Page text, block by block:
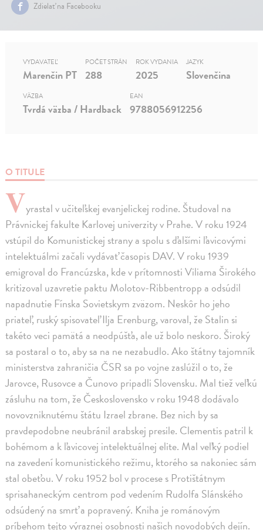
Zdielať na Facebooku
O TITULE
Vyrastal v učiteľskej evanjelickej rodine. Študoval na
Právnickej fakulte Karlovej univerzity v Prahe. V roku 1924
vstúpil do Komunistickej strany a spolu s ďalšími ľavicovými
intelektuálmi začali vydávať časopis DAV. V roku 1939
emigroval do Francúzska, kde v prítomnosti Viliama Širokého
kritizoval uzavretie paktu Molotov-Ribbentropp a odsúdil
napadnutie Fínska Sovietskym zväzom. Neskôr ho jeho
priateľ, ruský spisovateľ Ilja Erenburg, varoval, že Stalin si
takéto veci pamätá a neodpúšťa, ale už bolo neskoro. Široký
sa postaral o to, aby sa na ne nezabudlo. Ako štátny tajomník
ministerstva zahraničia ČSR sa po vojne zaslúžil o to, že
Jarovce, Rusovce a Čunovo pripadli Slovensku. Mal tiež veľkú
zásluhu na tom, že Československo v roku 1948 dodávalo
novovzniknutému štátu Izrael zbrane. Bez nich by sa
pravdepodobne neubránil arabskej presile. Clementis patril k
bohémom a k ľavicovej intelektuálnej elite. Mal veľký podiel
na zavedení komunistického režimu, ktorého sa nakoniec sám
stal obeťou. V roku 1952 bol v procese s Protištátnym
sprisahaneckým centrom pod vedením Rudolfa Slánského
odsúdený na smrť a popravený. Kniha je románovým
príbehom tejto výraznej osobnosti našich novodobých dejín.
VYDAVATEĽ
Marenčin PT
POČET STRÁN
288
ROK VYDANIA
2025
JAZYK
Slovenčina
VÄZBA
Tvrdá väzba / Hardback
EAN
9788056912256